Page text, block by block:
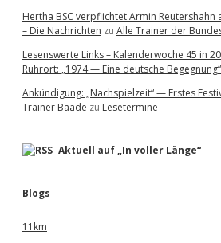
Hertha BSC verpflichtet Armin Reutershahn
– Die Nachrichten zu Alle Trainer der
Lesenswerte Links – Kalenderwoche 45 in
Ruhrort: „1974 — Eine deutsche Begegnung“
Ankündigung: „Nachspielzeit“ — Erstes
Trainer Baade zu Lesetermine
Aktuell auf „In voller Länge“
Blogs
11km